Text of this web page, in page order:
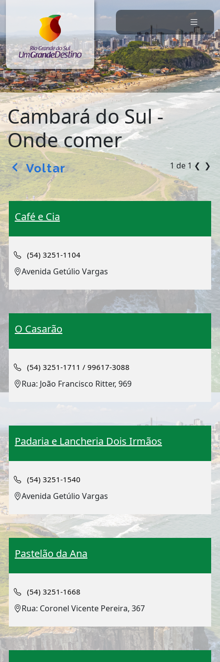
Cambará do Sul -
Onde comer
arrow_back_ios Voltar 1 de 1 ❮ ❯
Café e Cia
(54) 3251-1104
Avenida Getúlio Vargas
O Casarão
(54) 3251-1711 / 99617-3088
Rua: João Francisco Ritter, 969
Padaria e Lancheria Dois Irmãos
(54) 3251-1540
Avenida Getúlio Vargas
Pastelão da Ana
(54) 3251-1668
Rua: Coronel Vicente Pereira, 367